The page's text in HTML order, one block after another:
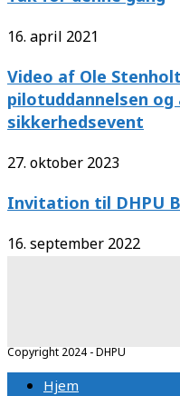
16. april 2021
Video af Ole
pilotuddannelsen
sikkerhedsevent
27. oktober 2023
Invitation til DHPU
16. september 2022
Copyright 2024 - DHPU
Hjem